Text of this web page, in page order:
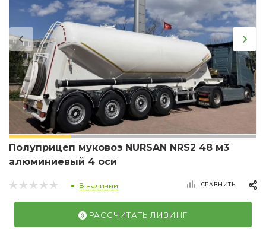
Полуприцеп муковоз NURSAN NRS2 48 м3
алюминиевый 4 оси
В наличии СРАВНИТЬ
РАССЧИТАТЬ ЛИЗИНГ